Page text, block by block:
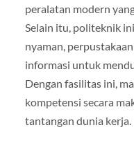
peralatan modern
Selain itu, politeknik
nyaman,
informasi untuk
Dengan fasilitas ini,
kompetensi secara
tantangan dunia kerja.